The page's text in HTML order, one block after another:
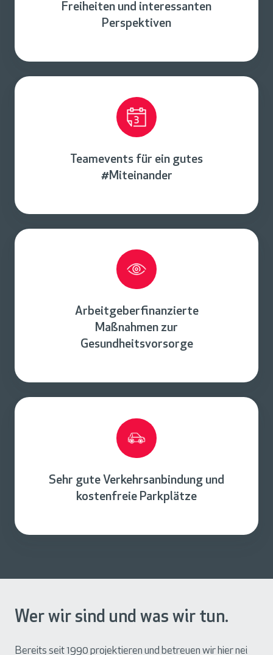
Freiheiten und interessanten
Perspektiven
Teamevents für ein gutes
#Miteinander
Arbeitgeberfinanzierte
Maßnahmen zur
Gesundheitsvorsorge
Sehr gute Verkehrsanbindung und
kostenfreie Parkplätze
Wer wir sind und was wir tun.
Bereits seit 1990 projektieren und betreuen wir hier nei